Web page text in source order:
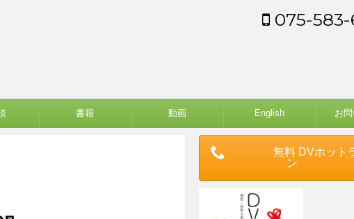
075-
書籍 動画 English お
無料 DVホット
ン